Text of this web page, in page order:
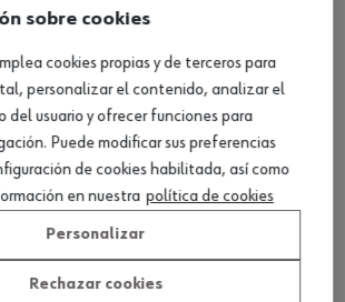
(TMA 305)
Loading...
sobre cookies
cookies propias y de terceros para
personalizar el contenido, analizar el
del usuario y ofrecer funciones para
Puede modificar sus preferencias
de cookies habilitada, así como
en nuestra política de cookies
Personalizar
Rechazar cookies